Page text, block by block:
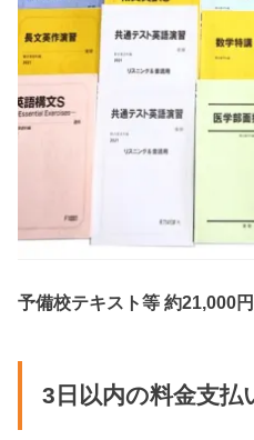
予備校テキスト等 約21,000
3日以内の料金支払